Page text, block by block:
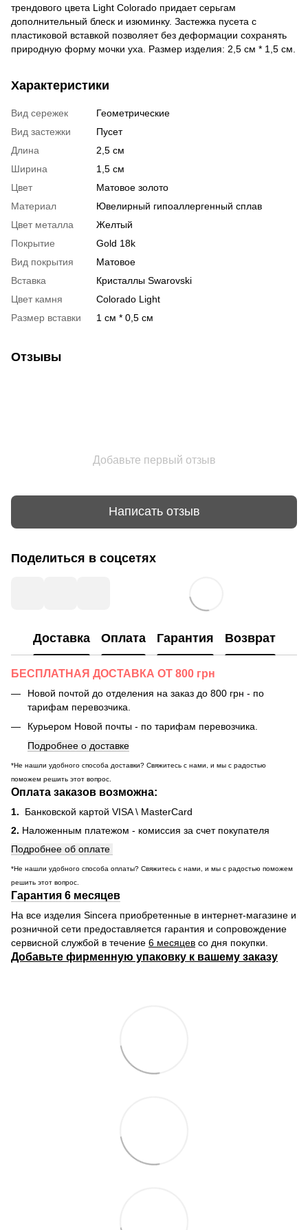
трендового цвета Light Colorado придает серьгам
дополнительный блеск и изюминку. Застежка пусета с
пластиковой вставкой позволяет без деформации сохранять
природную форму мочки уха. Размер изделия: 2,5 см * 1,5 см.
Характеристики
Вид сережек
Геометрические
Вид застежки
Пусет
Длина
2,5 см
Ширина
1,5 см
Цвет
Матовое золото
Материал
Ювелирный гипоаллергенный сплав
Цвет металла
Желтый
Покрытие
Gold 18k
Вид покрытия
Матовое
Вставка
Кристаллы Swarovski
Цвет камня
Colorado Light
Размер вставки
1 см * 0,5 см
Отзывы
Добавьте первый отзыв
Написать отзыв
Поделиться в соцсетях
Доставка Оплата Гарантия Возврат
БЕСПЛАТНАЯ ДОСТАВКА ОТ 800 грн
Новой почтой до отделения на заказ до 800 грн - по
тарифам перевозчика.
Курьером Новой почты - по тарифам перевозчика.
Подробнее о доставке
*Не нашли удобного способа доставки? Свяжитесь с нами, и мы с радостью
поможем решить этот вопрос.
Оплата заказов возможна:
1. Банковской картой VISA \ MasterCard
2. Наложенным платежом - комиссия за счет покупателя
Подробнее об оплате
*Не нашли удобного способа оплаты? Свяжитесь с нами, и мы с радостью поможем
решить этот вопрос.
Гарантия 6 месяцев
На все изделия Sincera приобретенные в интернет-магазине и
розничной сети предоставляется гарантия и сопровождение
сервисной службой в течение 6 месяцев со дня покупки.
Добавьте фирменную упаковку к вашему заказу